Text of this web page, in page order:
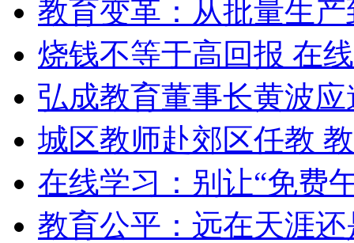
教育变革：从批量生
烧钱不等于高回报 在
弘成教育董事长黄波
城区教师赴郊区任教
在线学习：别让“免费
教育公平：远在天涯